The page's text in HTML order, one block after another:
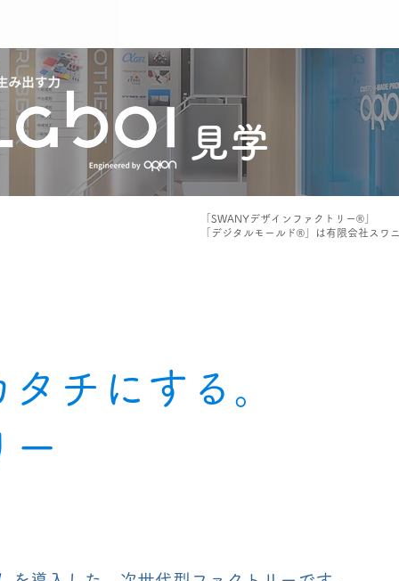
見学
「SWANYデザインファクトリー®」
「デジタルモールド®」は有限会社スワ
チにする。
ー